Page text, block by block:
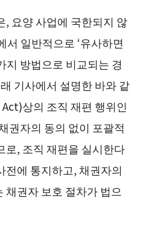
, 요양 사업에 국한되지 않
서 일반적으로 ‘유사하면
지 방법으로 비교되는 경
기사에서 설명한 바와 같
상의 조직 재편 행위인
권자의 동의 없이 포괄적
로, 조직 재편을 실시한다
전에 통지하고, 채권자의
채권자 보호 절차가 법으